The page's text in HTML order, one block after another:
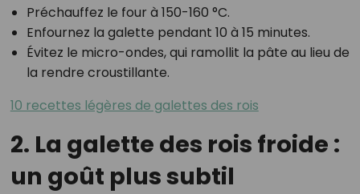
Préchauffez le four à 150-160 °C.
Enfournez la galette pendant 10 à 15 minutes.
Évitez le micro-ondes, qui ramollit la pâte au lieu de
la rendre croustillante.
10 recettes légères de galettes des rois
2. La galette des rois froide :
un goût plus subtil